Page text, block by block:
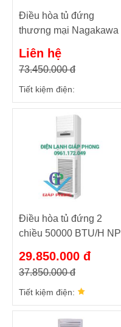
Điều hòa tủ đứng
thương mại Nagakawa
100000Btu/h
Liên hệ
73.450.000 đ
Tiết kiệm điện:
Điều hòa tủ đứng 2
chiều 50000 BTU/H
29.850.000 đ
37.850.000 đ
Tiết kiệm điện: